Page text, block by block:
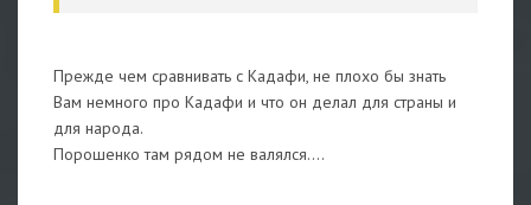
Прежде чем сравнивать с Кадафи, не плохо бы знать
Вам немного про Кадафи и что он делал для страны и
для народа.
Порошенко там рядом не валялся....